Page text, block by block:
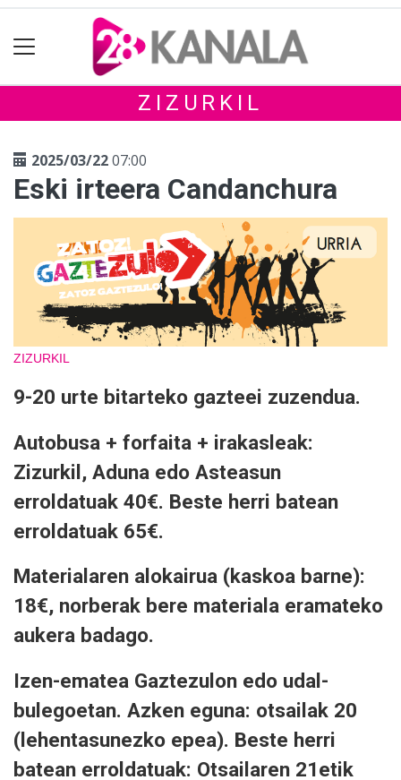
ZIZURKIL
2025/03/2207:00
Eski irteera Candanchura
ZIZURKIL
9-20 urte bitarteko gazteei zuzendua.
Autobusa + forfaita + irakasleak:
Zizurkil, Aduna edo Asteasun
erroldatuak 40€. Beste herri batean
erroldatuak 65€.
Materialaren alokairua (kaskoa barne):
18€, norberak bere materiala eramateko
aukera badago.
Izen-ematea Gaztezulon edo udal-
bulegoetan. Azken eguna: otsailak 20
(lehentasunezko epea). Beste herri
batean erroldatuak: Otsailaren 21etik